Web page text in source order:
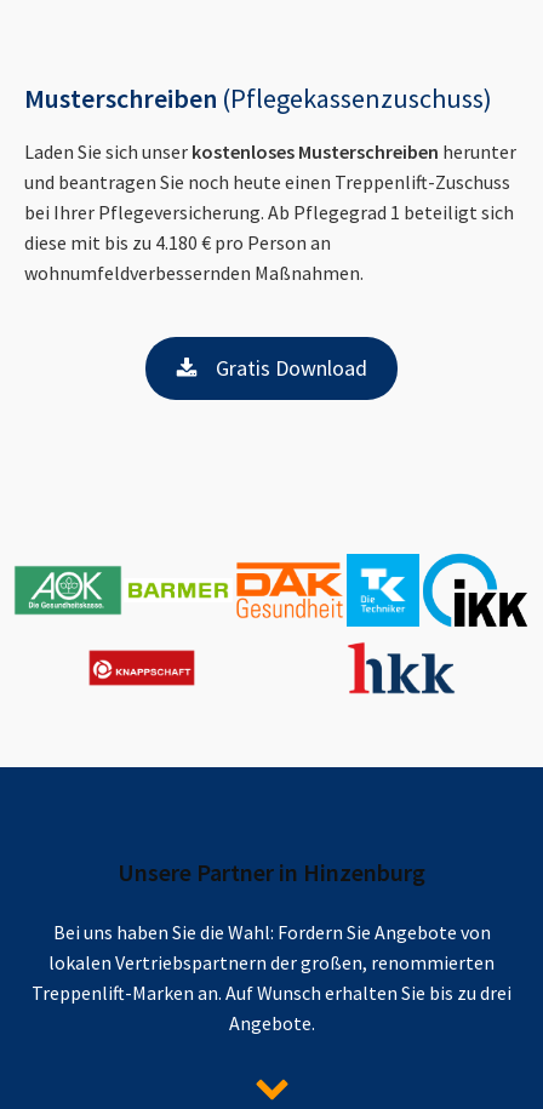
Musterschreiben (Pflegekassenzuschuss)
Laden Sie sich unser kostenloses Musterschreiben herunter
und beantragen Sie noch heute einen Treppenlift-Zuschuss
bei Ihrer Pflegeversicherung. Ab Pflegegrad 1 beteiligt sich
diese mit bis zu 4.180 € pro Person an
wohnumfeldverbessernden Maßnahmen.
Gratis Download
Unsere Partner in Hinzenburg
Bei uns haben Sie die Wahl: Fordern Sie Angebote von
lokalen Vertriebspartnern der großen, renommierten
Treppenlift-Marken an. Auf Wunsch erhalten Sie bis zu drei
Angebote.